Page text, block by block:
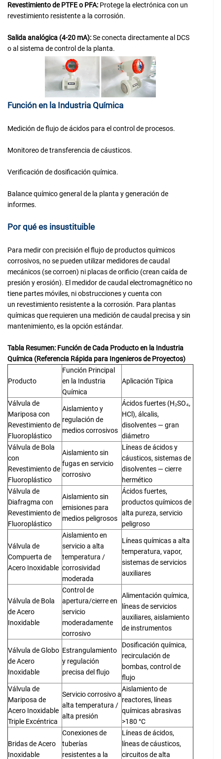
Revestimiento de PTFE o PFA: Protege la electrónica con un
revestimiento resistente a la corrosión.
Salida analógica (4-20 mA):Se conecta directamente al DCS
o al sistema de control de la planta.
Función en la Industria Química
Medición de flujo de ácidos para el control de procesos.
Monitoreo de transferencia de cáusticos.
Verificación de dosificación química.
Balance químico general de la planta y generación de
informes.
Por qué es insustituible
Para medir con precisión el flujo de productos químicos
corrosivos, no se pueden utilizar medidores de caudal
mecánicos (se corroen) ni placas de orificio (crean caída de
presión y erosión). El medidor de caudal electromagnético no
tiene partes móviles, ni obstrucciones y cuenta con
un revestimiento resistente a la corrosión. Para plantas
químicas que requieren una medición de caudal precisa y sin
mantenimiento, es la opción estándar.
Tabla Resumen: Función de Cada Producto en la Industria
Química (Referencia Rápida para Ingenieros de Proyectos)
Producto
Función Principal
en la Industria
Química
Aplicación Típica
Válvula de
Mariposa con
Revestimiento de
Fluoroplástico
Aislamiento y
regulación de
medios corrosivos
Ácidos fuertes (H₂SO₄,
HCl), álcalis,
disolventes — gran
diámetro
Válvula de Bola
con
Revestimiento de
Fluoroplástico
Aislamiento sin
fugas en servicio
corrosivo
Líneas de ácidos y
cáusticos, sistemas de
disolventes — cierre
hermético
Válvula de
Diafragma con
Revestimiento de
Fluoroplástico
Aislamiento sin
emisiones para
medios peligrosos
Ácidos fuertes,
productos químicos de
alta pureza, servicio
peligroso
Válvula de
Compuerta de
Acero Inoxidable
Aislamiento en
servicio a alta
temperatura /
corrosividad
moderada
Líneas químicas a alta
temperatura, vapor,
sistemas de servicios
auxiliares
Válvula de Bola
de Acero
Inoxidable
Control de
apertura/cierre en
servicio
moderadamente
corrosivo
Alimentación química,
líneas de servicios
auxiliares, aislamiento
de instrumentos
Válvula de Globo
de Acero
Inoxidable
Estrangulamiento
y regulación
precisa del flujo
Dosificación química,
recirculación de
bombas, control de
flujo
Válvula de
Mariposa de
Acero Inoxidable
Triple Excéntrica
Servicio corrosivo a
alta temperatura /
alta presión
Aislamiento de
reactores, líneas
químicas abrasivas
>180 °C
Bridas de Acero
Inoxidable
Conexiones de
tuberías
resistentes a la
Líneas de ácidos,
líneas de cáusticos,
circuitos de alta